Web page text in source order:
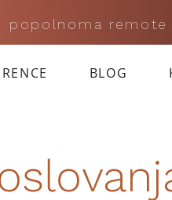
popolnoma remote
BLOG